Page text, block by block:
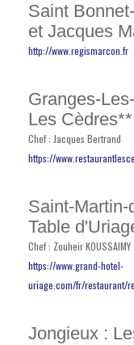
Saint
et Jacques
http://www.regismarcon.fr
Granges-
Les Cèdres**
Chef : Jacques Bertrand
https://
Saint-
Table
Chef : Zouheir KOUSSAIMY
https://www.grand-hotel-
uriage.com/fr/restaurant/
Jongieux :